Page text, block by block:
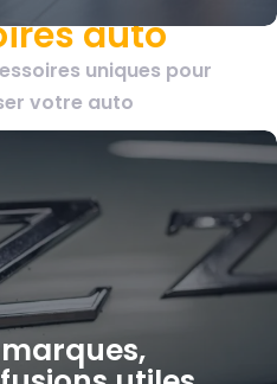
auto
uniques pour
votre auto